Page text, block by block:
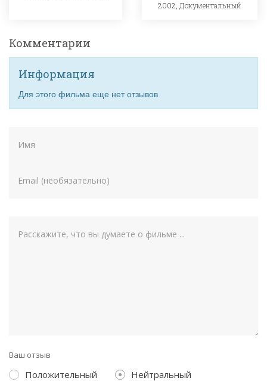
2002,Документальный
Комментарии
Информация
Для этого фильма еще нет отзывов
Ваш отзыв
Положительный
Нейтральный